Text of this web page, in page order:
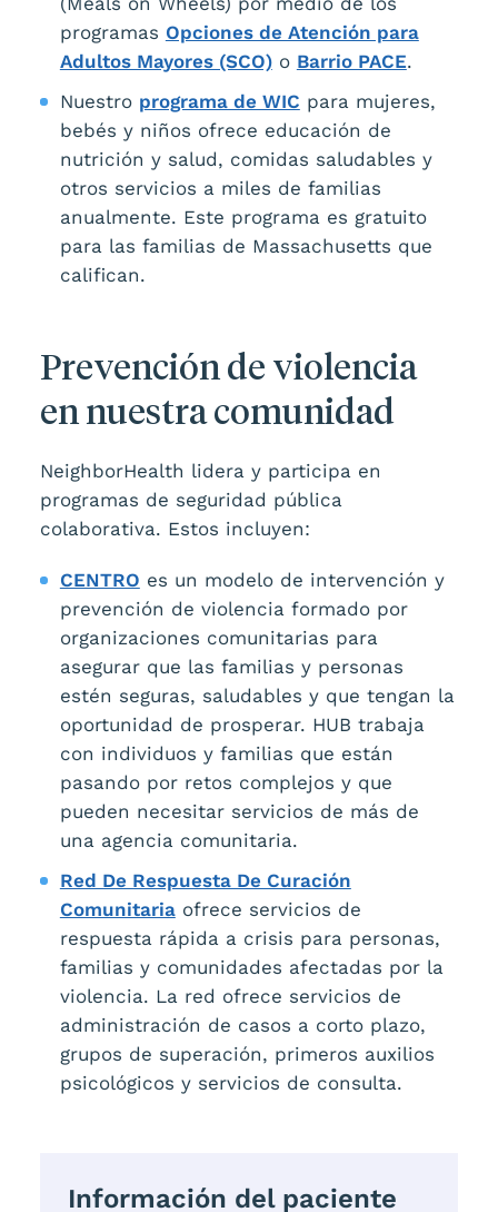
programas Opciones de Atención para
Adultos Mayores (SCO)o Barrio PACE.
Nuestro programa de WIC para mujeres,
bebés y niños ofrece educación de
nutrición y salud, comidas saludables y
otros servicios a miles de familias
anualmente. Este programa es gratuito
para las familias de Massachusetts que
califican.
Prevención de violencia
en nuestra comunidad
NeighborHealth lidera y participa en
programas de seguridad pública
colaborativa. Estos incluyen:
CENTRO es un modelo de intervención y
prevención de violencia formado por
organizaciones comunitarias para
asegurar que las familias y personas
estén seguras, saludables y que tengan la
oportunidad de prosperar. HUB trabaja
con individuos y familias que están
pasando por retos complejos y que
pueden necesitar servicios de más de
una agencia comunitaria.
Red De Respuesta De Curación
Comunitariaofrece servicios de
respuesta rápida a crisis para personas,
familias y comunidades afectadas por la
violencia. La red ofrece servicios de
administración de casos a corto plazo,
grupos de superación, primeros auxilios
psicológicos y servicios de consulta.
Información del paciente